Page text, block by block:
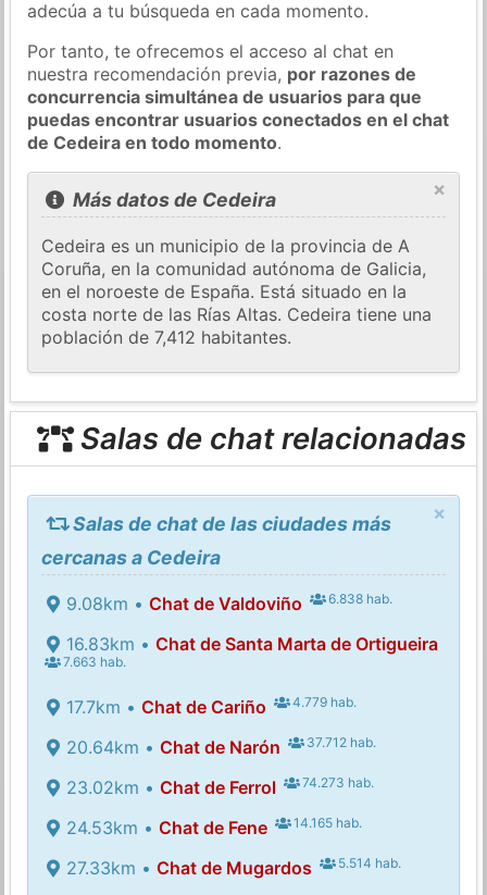
adecúa a tu búsqueda en cada momento.
Por tanto, te ofrecemos el acceso al chat en
nuestra recomendación previa, por razones de
concurrencia simultánea de usuarios para que
puedas encontrar usuarios conectados en el chat
de Cedeira en todo momento.
×
Más datos de Cedeira
Cedeira es un municipio de la provincia de A
Coruña, en la comunidad autónoma de Galicia,
en el noroeste de España. Está situado en la
costa norte de las Rías Altas. Cedeira tiene una
población de 7,412 habitantes.
Salas de chat relacionadas
×
Salas de chat de las ciudades más
cercanas a Cedeira
9.08km • Chat de Valdoviño 6.838 hab.
16.83km • Chat de Santa Marta de Ortigueira
7.663 hab.
17.7km • Chat de Cariño 4.779 hab.
20.64km • Chat de Narón 37.712 hab.
23.02km • Chat de Ferrol 74.273 hab.
24.53km • Chat de Fene 14.165 hab.
27.33km • Chat de Mugardos 5.514 hab.